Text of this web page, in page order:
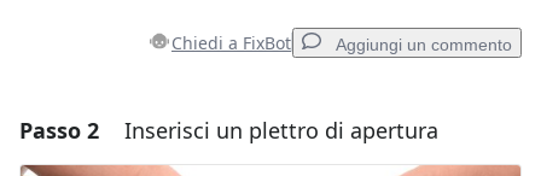
Chiedi a FixBot Aggiungi un commento
Aggiungi un commento
Passo 2 Inserisci un plettro di apertura